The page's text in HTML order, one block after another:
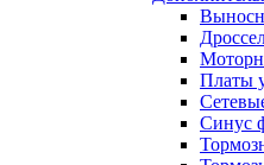
Платы
Синус